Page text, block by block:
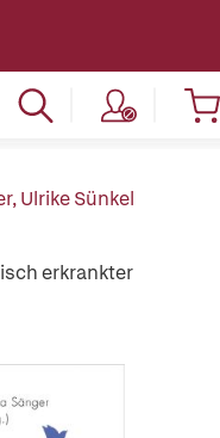
,Ulrike Sünkel
erkrankter